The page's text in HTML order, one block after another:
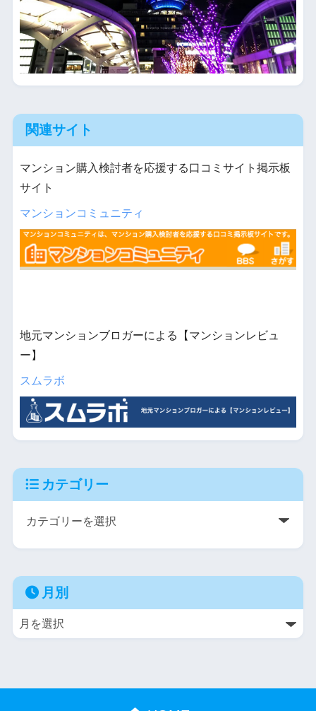
関連サイト
マンション購入検討者を応援する口コミサイト掲示板
サイト
マンションコミュニティ
地元マンションブロガーによる【マンションレビュ
ー】
スムラボ
カテゴリー
月別